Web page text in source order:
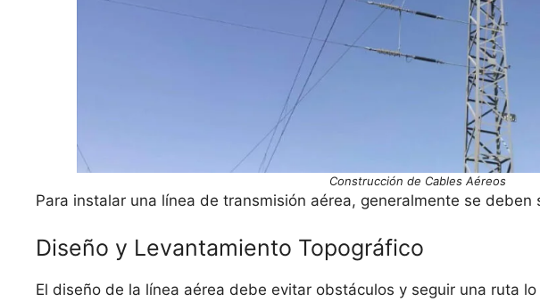
Construcción de Cables Aéreos
Para instalar una línea de transmisión aérea, generalmente se deben
Diseño y Levantamiento Topográfico
El diseño de la línea aérea debe evitar obstáculos y seguir una ruta